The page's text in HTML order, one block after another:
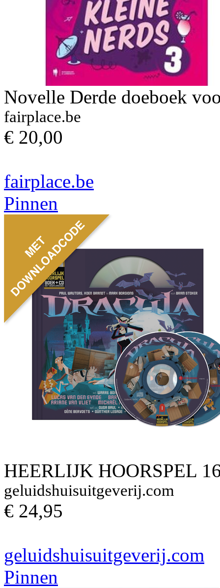
Novelle Derde doeboek
fairplace.be
€ 20,00
fairplace.be
Pinnen
HEERLIJK HOORSPEL
geluidshuisuitgeverij.com
€ 24,95
geluidshuisuitgeverij.com
Pinnen